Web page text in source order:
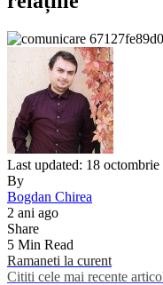
Last updated: 18
By
Bogdan Chirea
2 ani ago
Share
5 Min Read
Ramaneti la curent
Cititi cele mai recente